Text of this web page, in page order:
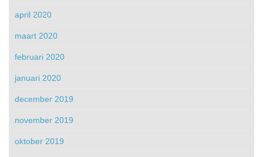
april 2020
maart 2020
februari 2020
januari 2020
december 2019
november 2019
oktober 2019